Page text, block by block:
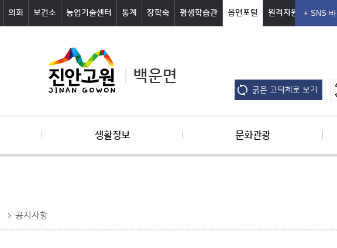
의회 보건소 농업기술센터 통계 장학숙 평생학습관 읍면포털 원격지원
백운면
굵은 고딕체로 보기
생활정보 문화관광
공지사항